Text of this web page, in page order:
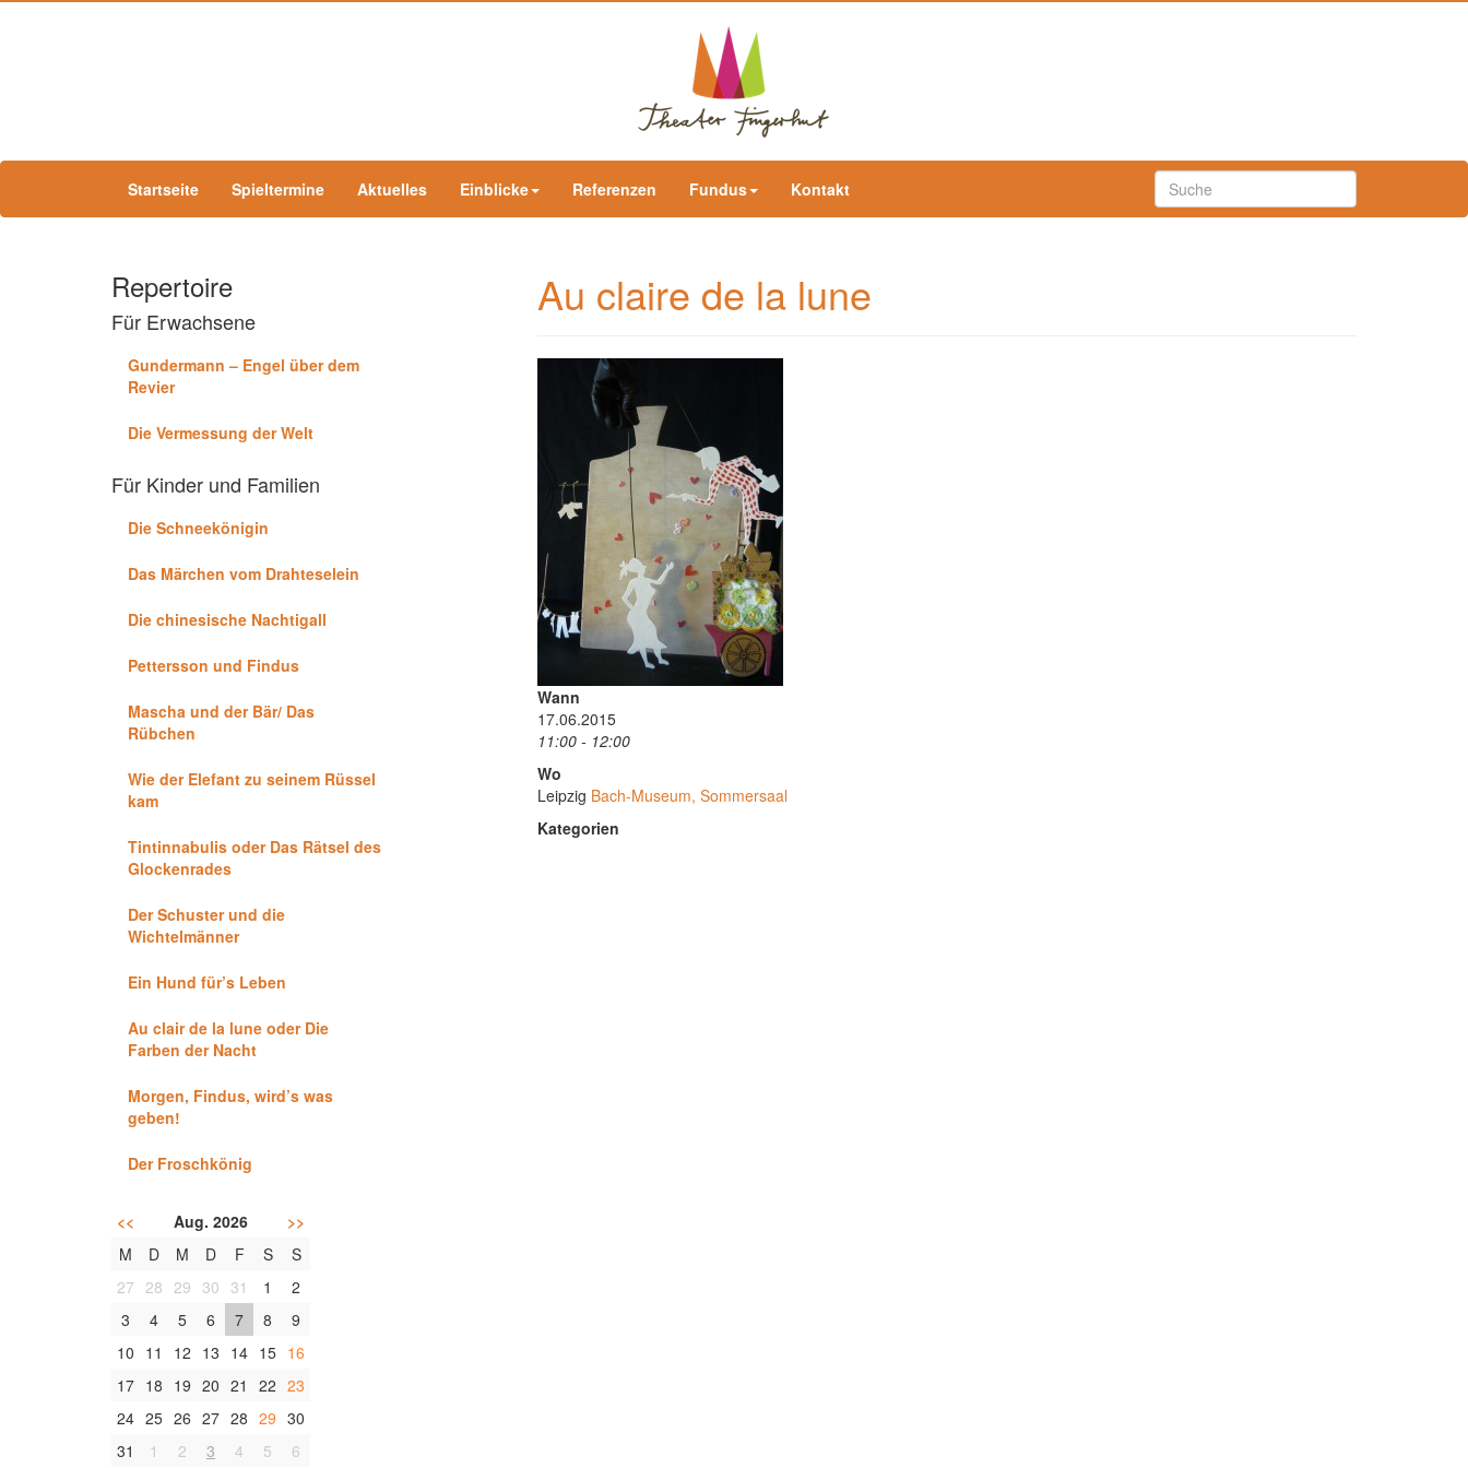
Startseite Spieltermine Aktuelles Einblicke Referenzen Fundus Kontakt
Repertoire
Für Erwachsene
Gundermann – Engel über dem
Revier
Die Vermessung der Welt
Für Kinder und Familien
Die Schneekönigin
Das Märchen vom Drahteselein
Die chinesische Nachtigall
Pettersson und Findus
Mascha und der Bär/ Das
Rübchen
Wie der Elefant zu seinem Rüssel
kam
Tintinnabulis oder Das Rätsel des
Glockenrades
Der Schuster und die
Wichtelmänner
Ein Hund für’s Leben
Au clair de la lune oder Die
Farben der Nacht
Morgen, Findus, wird’s was
geben!
Der Froschkönig
<< Aug. 2026
>>
M
D M D F S
S
27 28 29 30 31 1
2
3
4 5 6 7 8
9
10 11 12 13 14 15 16
17 18 19 20 21 22 23
24 25 26 27 28 29 30
31
1 2 3 4 5 6
Au claire de la lune
Wann
17.06.2015
11:00 - 12:00
Wo
Leipzig Bach-Museum, Sommersaal
Kategorien